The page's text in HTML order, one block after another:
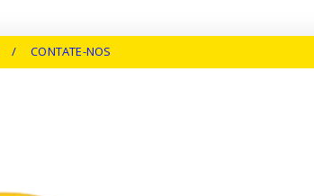
CONTATE-NOS
e geração de empregos para defender novo ciclo